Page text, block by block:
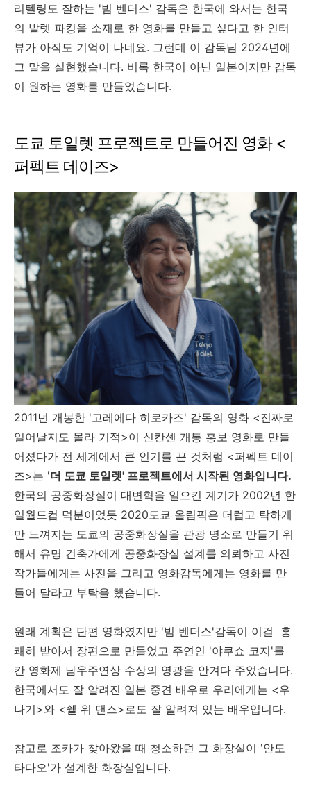
리텔링도 잘하는 '빔 벤더스' 감독은 한국에 와서는 한국
의 발렛 파킹을 소재로 한 영화를 만들고 싶다고 한 인터
뷰가 아직도 기억이 나네요. 그런데 이 감독님 2024년에
그 말을 실현했습니다. 비록 한국이 아닌 일본이지만 감독
이 원하는 영화를 만들었습니다.
도쿄 토일렛 프로젝트로 만들어진 영화 <
퍼펙트 데이즈>
2011년 개봉한 '고레에다 히로카즈' 감독의 영화 <진짜로
일어날지도 몰라 기적>이 신칸센 개통 홍보 영화로 만들
어졌다가 전 세계에서 큰 인기를 끈 것처럼 <퍼펙트 데이
즈>는 '더 도쿄 토일렛' 프로젝트에서 시작된 영화입니다.
한국의 공중화장실이 대변혁을 일으킨 계기가 2002년 한
일월드컵 덕분이었듯 2020도쿄 올림픽은 더럽고 탁하게
만 느껴지는 도쿄의 공중화장실을 관광 명소로 만들기 위
해서 유명 건축가에게 공중화장실 설계를 의뢰하고 사진
작가들에게는 사진을 그리고 영화감독에게는 영화를 만
들어 달라고 부탁을 했습니다.
원래 계획은 단편 영화였지만 '빔 벤더스'감독이 이걸 흥
쾌히 받아서 장편으로 만들었고 주연인 '야쿠쇼 코지'를
칸 영화제 남우주연상 수상의 영광을 안겨다 주었습니다.
한국에서도 잘 알려진 일본 중견 배우로 우리에게는 <우
나기>와 <쉘 위 댄스>로도 잘 알려져 있는 배우입니다.
참고로 조카가 찾아왔을 때 청소하던 그 화장실이 '안도
타다오'가 설계한 화장실입니다.